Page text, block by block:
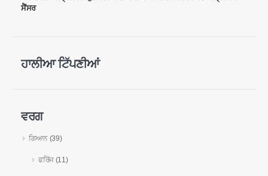
ਸੈਂਸਰ
ਹਾਲੀਆ ਟਿੱਪਣੀਆਂ
ਵਰਗ
ਗਿਆਨ (39)
ਫਰਿੱਜ (11)
R290 ਸੈਂਸਰ
R410 ਸੈਂਸਰ
R454 ਬੀ ਸੈਂਸਰ
ਸਾਡਾ ਹੱਲ